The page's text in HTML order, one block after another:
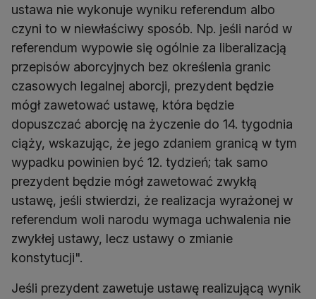
ustawa nie wykonuje wyniku referendum albo
czyni to w niewłaściwy sposób. Np. jeśli naród w
referendum wypowie się ogólnie za liberalizacją
przepisów aborcyjnych bez określenia granic
czasowych legalnej aborcji, prezydent będzie
mógł zawetować ustawę, która będzie
dopuszczać aborcję na życzenie do 14. tygodnia
ciąży, wskazując, że jego zdaniem granicą w tym
wypadku powinien być 12. tydzień; tak samo
prezydent będzie mógł zawetować zwykłą
ustawę, jeśli stwierdzi, że realizacja wyrażonej w
referendum woli narodu wymaga uchwalenia nie
zwykłej ustawy, lecz ustawy o zmianie
konstytucji".
Jeśli prezydent zawetuje ustawę realizującą wynik